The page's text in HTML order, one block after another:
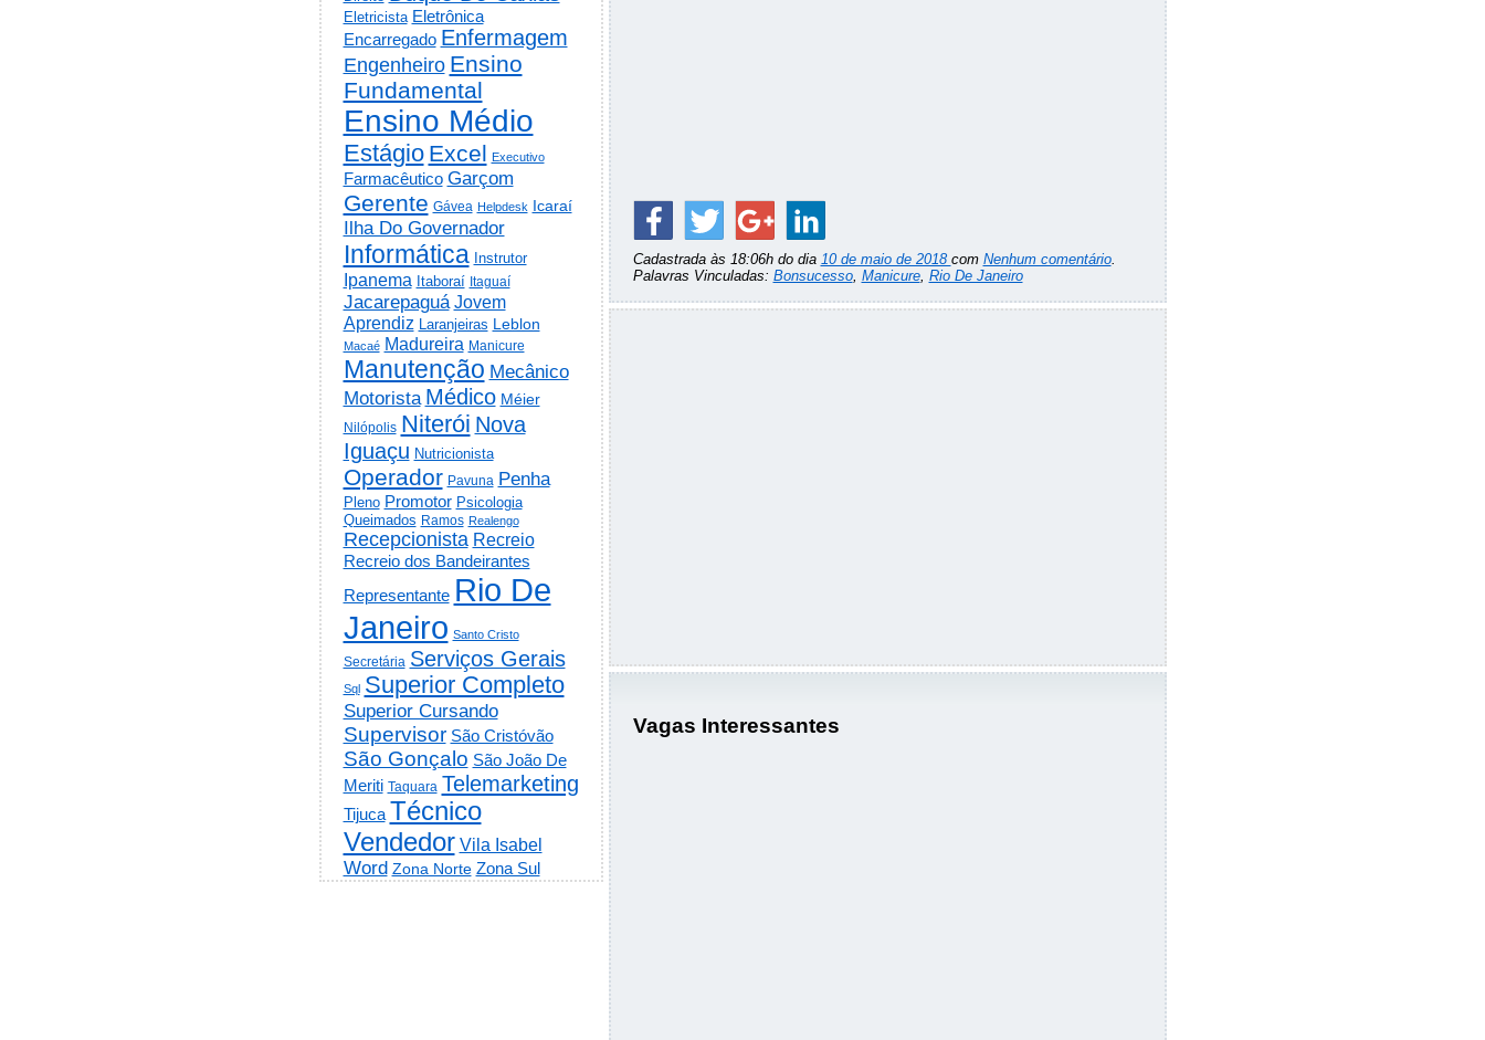
Cadastrada às 18:06h do dia 10 de maio de 2018 com Nenhum comentário.
Palavras Vinculadas: Bonsucesso, Manicure, Rio De Janeiro
Vagas Interessantes
Eletricista Eletrônica
Encarregado Enfermagem
Engenheiro Ensino
Fundamental
Ensino Médio
Estágio Excel Executivo
Farmacêutico Garçom
Gerente Gávea Helpdesk Icaraí
Ilha Do Governador
Informática Instrutor
Ipanema Itaboraí Itaguaí
Jacarepaguá Jovem
Aprendiz
Laranjeiras Leblon
Macaé Madureira Manicure
Manutenção Mecânico
Motorista Médico Méier
Nilópolis Niterói Nova
Iguaçu Nutricionista
Operador Pavuna Penha
Pleno Promotor Psicologia
Queimados Ramos Realengo
Recepcionista Recreio
Recreio dos Bandeirantes
Representante Rio De
Janeiro Santo Cristo
Secretária Serviços Gerais
Sql Superior Completo
Superior Cursando
Supervisor São Cristóvão
São Gonçalo São João De
Meriti Taquara Telemarketing
Tijuca Técnico
Vendedor Vila Isabel
Word Zona Norte Zona Sul